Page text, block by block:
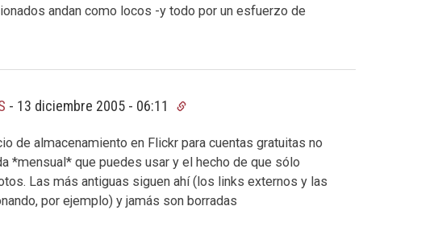
andan como locos -y todo por un esfuerzo de
- 13 diciembre 2005 - 06:11
de almacenamiento en Flickr para cuentas gratuitas no
*mensual* que puedes usar y el hecho de que sólo
Las más antiguas siguen ahí (los links externos y las
por ejemplo) y jamás son borradas